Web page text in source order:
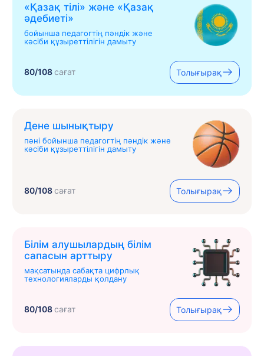
«Қазақ тілі» жəне «Қазақ
əдебиеті»
бойынша педагогтің пәндік және
кәсіби құзыреттілігін дамыту
80/108сағат Толығырақ
Дене шынықтыру
пәні бойынша педагогтің пәндік және
кәсіби құзыреттілігін дамыту
80/108сағат Толығырақ
Білім алушылардың білім
сапасын арттыру
мақсатында сабақта цифрлық
технологияларды қолдану
80/108сағат Толығырақ